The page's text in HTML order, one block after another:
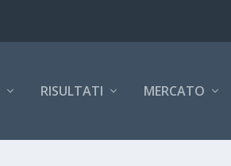
RISULTATI MERCATO